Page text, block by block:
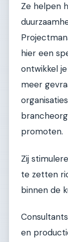
Ze helpen
hier een
ontwikkel
meer
promoten.
Zij
te zetten
binnen de
en